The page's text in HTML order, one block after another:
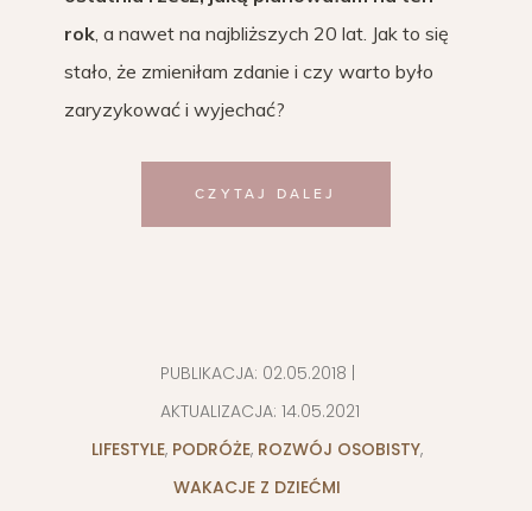
rok, a nawet na najbliższych 20 lat. Jak to się
stało, że zmieniłam zdanie i czy warto było
zaryzykować i wyjechać?
CZYTAJ DALEJ
PUBLIKACJA: 02.05.2018
AKTUALIZACJA: 14.05.2021
LIFESTYLE, PODRÓŻE, ROZWÓJ OSOBISTY,
WAKACJE Z DZIEĆMI